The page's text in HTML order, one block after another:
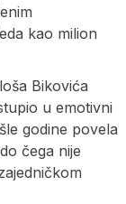
kao milion
Bikovića
u emotivni
godine povela
čega nije